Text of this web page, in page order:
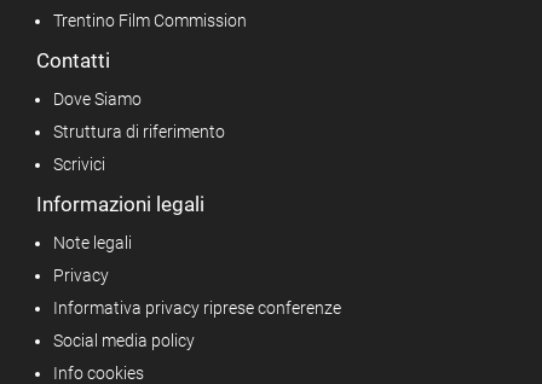
Trentino Film Commission
Contatti
Dove Siamo
Struttura di riferimento
Scrivici
Informazioni legali
Note legali
Privacy
Informativa privacy riprese conferenze
Social media policy
Info cookies